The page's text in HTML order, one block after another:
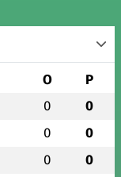
O P
0 0
0 0
0 0